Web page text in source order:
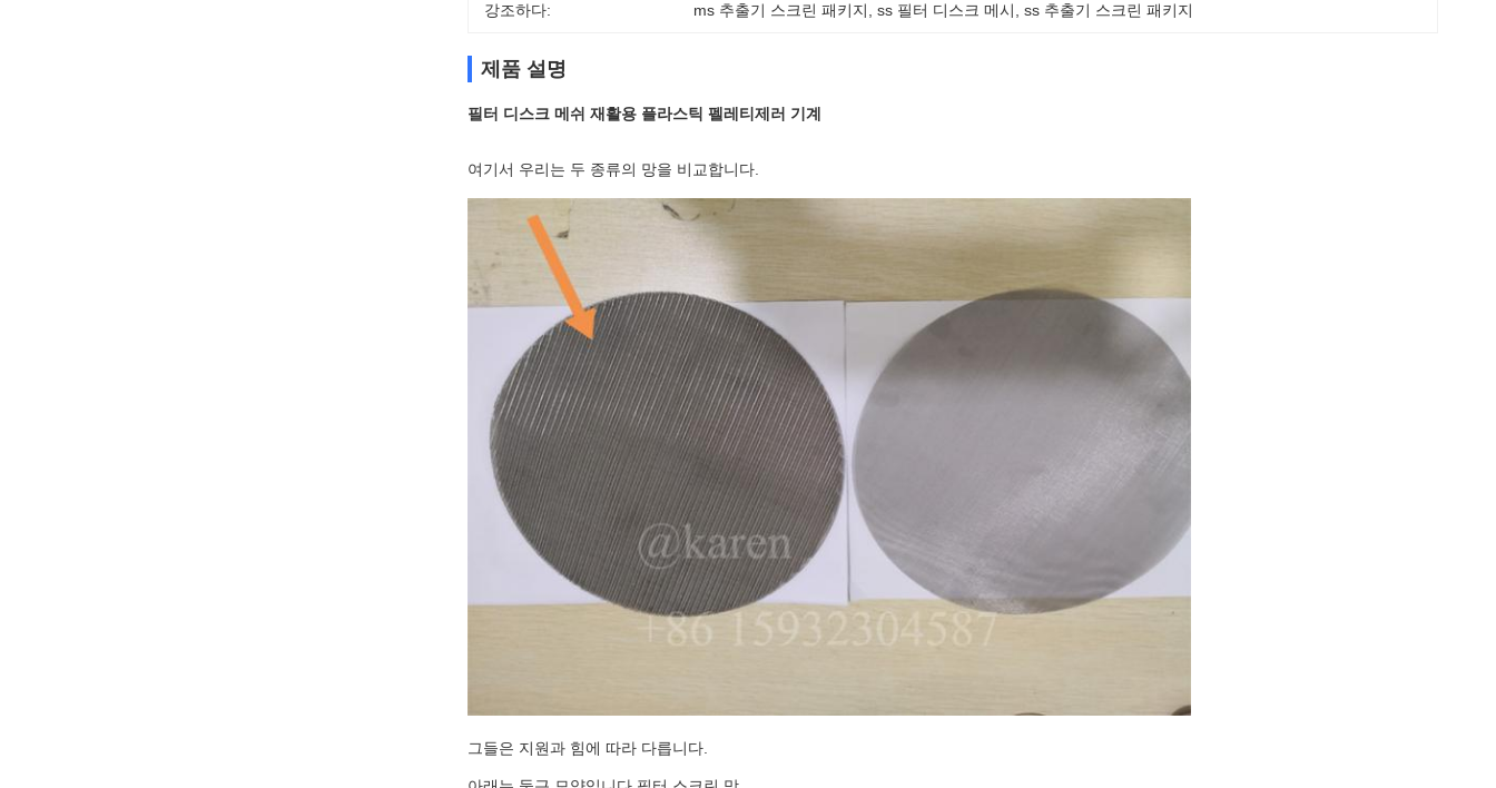
강조하다: ms 추출기 스크린 패키지 , ss 필터 디스크 메시 , ss 추출기 스크린 패키지
제품 설명
필터 디스크 메쉬 재활용 플라스틱 펠레티제러 기계
여기서 우리는 두 종류의 망을 비교합니다.
그들은 지원과 힘에 따라 다릅니다.